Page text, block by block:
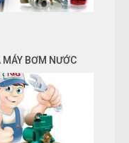
BƠM NƯỚC